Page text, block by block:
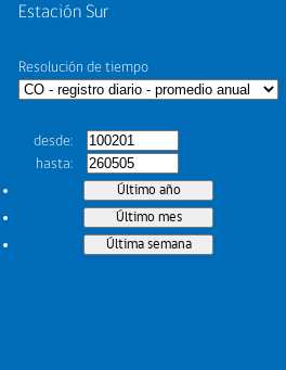
Estación Sur
Resolución de tiempo
desde
hasta